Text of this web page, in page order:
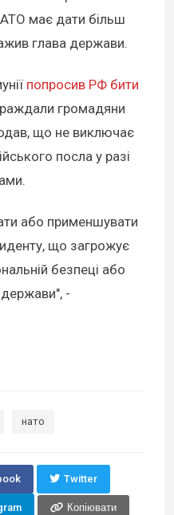
має дати більш
глава держави.
попросив РФ бити
громадяни
що не виключає
посла у разі
або применшувати
що загрожує
безпеці або
держави", -
нато
Twitter
Копіювати